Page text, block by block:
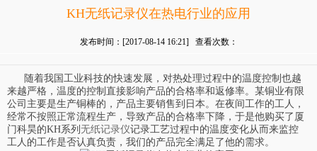
KH无纸记录仪在热电行业的应用
发布时间：[2017-08-14 16:21] 查看次数：
随着我国工业科技的快速发展，对热处理过程中的温度控制也越
来越严格，温度的控制直接影响产品的合格率和返修率。某铜业有限
公司主要是生产铜棒的，产品主要销售到日本。在夜间工作的工人，
经常不按照正常流程生产，导致产品的合格率下降，于是他购买了厦
门科昊的KH系列 无纸记录仪记录工艺过程中的温度变化从而来监控
工人的工作是否认真负责，我们的产品完全满足了他的需求。